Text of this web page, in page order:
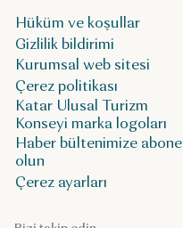
Hüküm ve koşullar
Gizlilik bildirimi
Kurumsal web sitesi
Çerez politikası
Katar Ulusal Turizm
Konseyi marka logoları
Haber bültenimize abone
olun
Çerez ayarları